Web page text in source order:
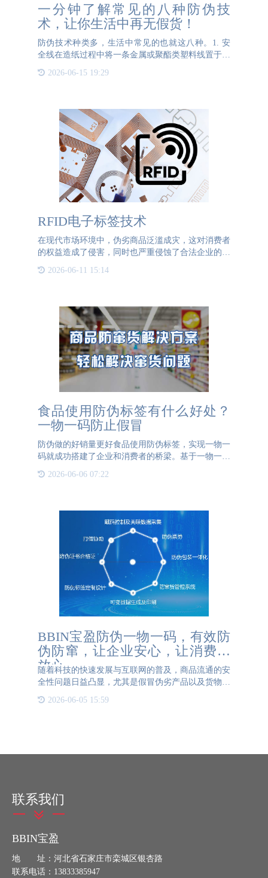
一分钟了解常见的八种防伪技
术，让你生活中再无假货！
防伪技术种类多，生活中常见的也就这八种。1. 安
全线在造纸过程中将一条金属或聚酯类塑料线置于纸
据需求来定制文字和图案。安全线是采用特殊的造纸
2026-06-15 19:29
RFID电子标签技术
在现代市场环境中，伪劣商品泛滥成灾，这对消费者
的权益造成了侵害，同时也严重侵蚀了合法企业的品
始转向使用RFID防伪标签技术，以强化产品的保
2026-06-11 15:14
食品使用防伪标签有什么好处？
一物一码防止假冒
防伪做的好销量更好食品使用防伪标签，实现一物一
码就成功搭建了企业和消费者的桥梁。基于一物一码
赋码为产品赋码，让每件产品都有属于自己的“身份
2026-06-06 07:22
BBIN宝盈防伪一物一码，有效防
伪防窜，让企业安心，让消费者
放心
随着科技的快速发展与互联网的普及，商品流通的安
全性问题日益凸显，尤其是假冒伪劣产品以及货物跨
区域窜货现象愈发严重。为了解决这一问题，BBIN
宝盈防伪一物一码技术应运而生，并逐渐成为企业保
2026-06-05 15:59
联系我们
BBIN宝盈
地 址：河北省石家庄市栾城区银杏路
联系电话：13833385947